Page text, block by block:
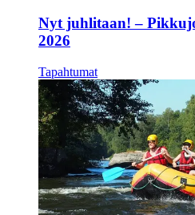
Nyt juhlitaan! –
2026
Tapahtumat